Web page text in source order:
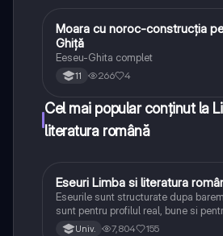
Limba și literatura română
Moara cu noroc-construcția
Ghiță
Eeseu-Ghita complet
11 266 4
Cel mai popular conținut la
literatura română
Limba și literatura română
Eseuri Limba si literatura
Eseurile sunt structurate dupa
sunt pentru profilul real, bune si
lipsesc relatiile dintre personaje si
Univ. 7,804 155